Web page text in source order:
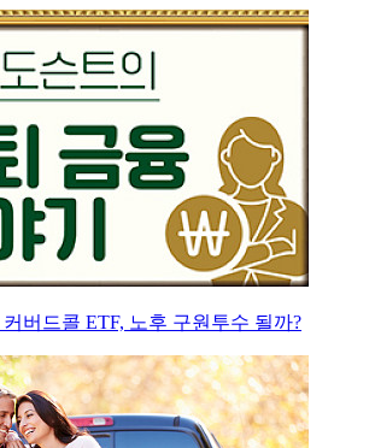
버드콜 ETF, 노후 구원투수 될까?